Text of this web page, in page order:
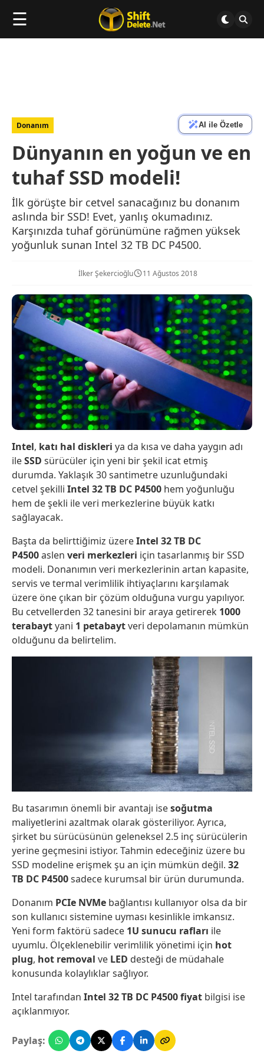
☰
Donanım AI ile Özetle
Dünyanın en yoğun ve en
tuhaf SSD modeli!
İlk görüşte bir cetvel sanacağınız bu donanım
aslında bir SSD! Evet, yanlış okumadınız.
Karşınızda tuhaf görünümüne rağmen yüksek
yoğunluk sunan Intel 32 TB DC P4500.
İlker Şekercioğlu 11 Ağustos 2018
Intel, katı hal diskleri ya da kısa ve daha yaygın adı
ileSSD sürücüler için yeni bir şekil icat etmiş
durumda. Yaklaşık 30 santimetre uzunluğundaki
cetvel şekilli Intel 32 TB DC P4500 hem yoğunluğu
hem de şekli ile veri merkezlerine büyük katkı
sağlayacak.
Başta da belirttiğimiz üzereIntel 32 TB DC
P4500aslen veri merkezleri için tasarlanmış bir SSD
modeli. Donanımın veri merkezlerinin artan kapasite,
servis ve termal verimlilik ihtiyaçlarını karşılamak
üzere öne çıkan bir çözüm olduğuna vurgu yapılıyor.
Bu cetvellerden 32 tanesini bir araya getirerek 1000
terabaytyani 1 petabaytveri depolamanın mümkün
olduğunu da belirtelim.
Bu tasarımın önemli bir avantajı isesoğutma
maliyetlerini azaltmak olarak gösteriliyor. Ayrıca,
şirket bu sürücüsünün geleneksel 2.5 inç sürücülerin
yerine geçmesini istiyor. Tahmin edeceğiniz üzere bu
SSD modeline erişmek şu an için mümkün değil. 32
TB DC P4500sadece kurumsal bir ürün durumunda.
Donanım PCIe NVMe bağlantısı kullanıyor olsa da bir
son kullanıcı sistemine uyması kesinlikle imkansız.
Yeni form faktörü sadece 1U sunucu rafları ile
uyumlu. Ölçeklenebilir verimlilik yönetimi için hot
plug, hot removal ve LED desteği de müdahale
konusunda kolaylıklar sağlıyor.
Intel tarafından Intel 32 TB DC P4500 fiyat bilgisi ise
açıklanmıyor.
Paylaş: